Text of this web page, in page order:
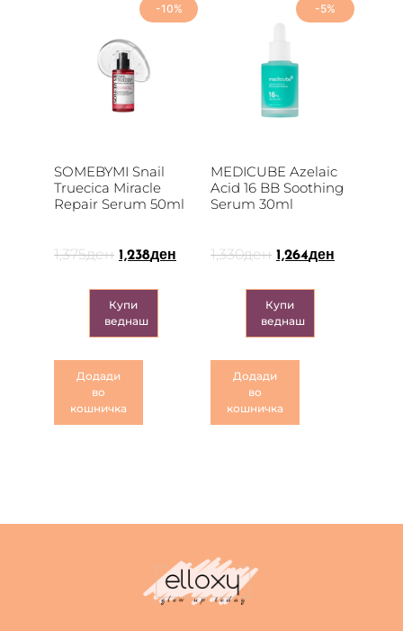
-10%
SOMEBYMI Snail
Truecica Miracle
Repair Serum 50ml
1,375ден 1,238ден
Купи
веднаш
Додади
во
кошничка
-5%
MEDICUBE Azelaic
Acid 16 BB Soothing
Serum 30ml
1,330ден 1,264ден
Купи
веднаш
Додади
во
кошничка